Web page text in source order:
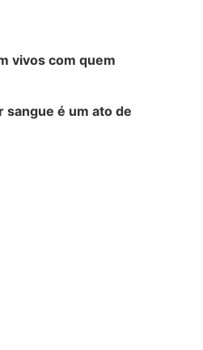
vivos com quem
é um ato de